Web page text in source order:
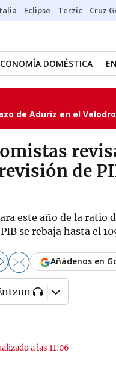
Eclipse Terzic Cruz
DOMÉSTICA
de Aduriz en el
de
este año de la ratio
se rebaja hasta el
a las 11:06
Añádenos en